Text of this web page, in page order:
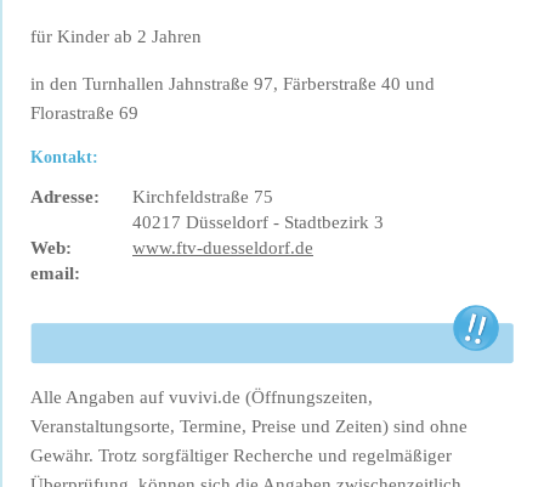
für Kinder ab 2 Jahren
in den Turnhallen Jahnstraße 97, Färberstraße 40 und
Florastraße 69
Kontakt:
Adresse:
Kirchfeldstraße 75
40217 Düsseldorf - Stadtbezirk 3
Web:
www.ftv-duesseldorf.de
email:
Alle Angaben auf vuvivi.de (Öffnungszeiten,
Veranstaltungsorte, Termine, Preise und Zeiten) sind ohne
Gewähr. Trotz sorgfältiger Recherche und regelmäßiger